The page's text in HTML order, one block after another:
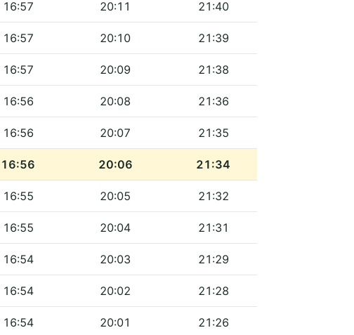
16:57 20:11 21:40
16:57 20:10 21:39
16:57 20:09 21:38
16:56 20:08 21:36
16:56 20:07 21:35
16:56 20:06 21:34
16:55 20:05 21:32
16:55 20:04 21:31
16:54 20:03 21:29
16:54 20:02 21:28
16:54 20:01 21:26